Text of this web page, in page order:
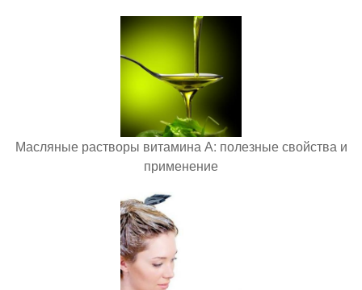
Масляные растворы витамина А: полезные свойства и
применение